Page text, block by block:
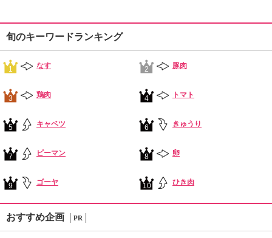
旬のキーワードランキング
1 なす 2 豚肉
3 鶏肉 4 トマト
5 キャベツ 6 きゅうり
7 ピーマン 8 卵
9 ゴーヤ 10 ひき肉
おすすめ企画 PR